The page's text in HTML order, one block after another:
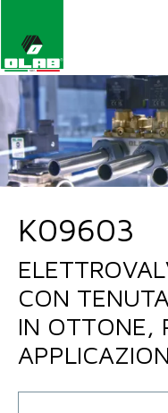
K09603
CON
IN OTTONE,